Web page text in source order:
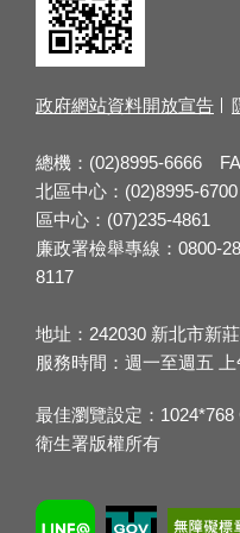
政府網站資料開放宣告
總機：(02)8995-6666
北區中心：(02)8995-
區中心：(07)235-4861
廉政署檢舉專線：0800-
8117
地址：242030 新北市新
服務時間：週一至週五
最佳瀏覽設定：
衛生署版權所有